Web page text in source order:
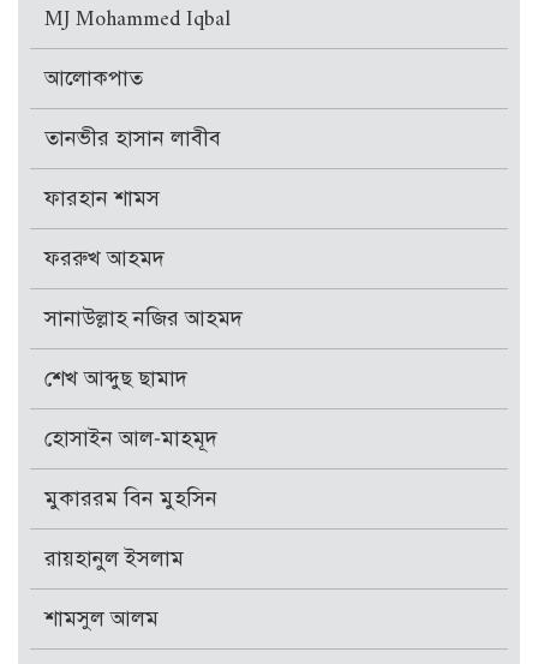
MJ Mohammed Iqbal
আলোকপাত
তানভীর হাসান লাবীব
ফারহান শামস
ফররুখ আহমদ
সানাউল্লাহ নজির আহমদ
শেখ আব্দুছ ছামাদ
হোসাইন আল-মাহমূদ
মুকাররম বিন মুহসিন
রায়হানুল ইসলাম
শামসুল আলম